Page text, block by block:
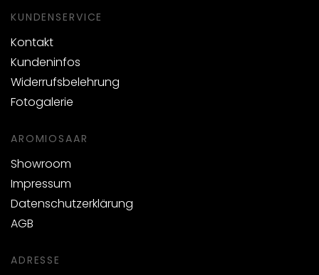
KUNDENSERVICE
Kontakt
Kundeninfos
Widerrufsbelehrung
Fotogalerie
AROMIOSAAR
Showroom
Impressum
Datenschutzerklärung
AGB
ADRESSE